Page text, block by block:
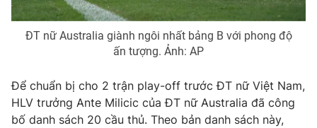
Tư vấn
Chuyên mục khác
Photo Infographic
ĐT nữ Australia giành ngôi nhất bảng B với phong độ
ấn tượng. Ảnh: AP
Để chuẩn bị cho 2 trận play-off trước ĐT nữ Việt Nam,
HLV trưởng Ante Milicic của ĐT nữ Australia đã công
bố danh sách 20 cầu thủ. Theo bản danh sách này,